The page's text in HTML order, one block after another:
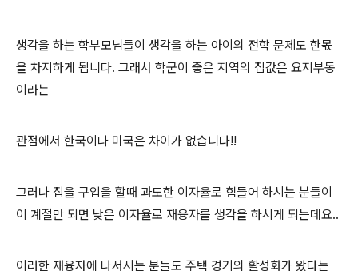
생각을 하는 학부모님들이 생각을 하는 아이의 전학 문제도 한몫
을 차지하게 됩니다. 그래서 학군이 좋은 지역의 집값은 요지부동
이라는
관점에서 한국이나 미국은 차이가 없습니다!!
그러나 집을 구입을 할때 과도한 이자율로 힘들어 하시는 분들이
이 계절만 되면 낮은 이자율로 재융자를 생각을 하시게 되는데요..
이러한 재융자에 나서시는 분들도 주택 경기의 활성화가 왔다는